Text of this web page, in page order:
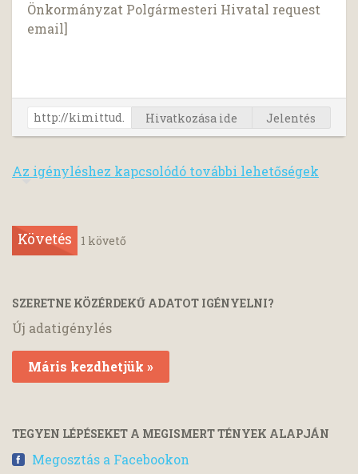
Önkormányzat Polgármesteri Hivatal request
email]
Hivatkozása ide Jelentés
Az igényléshez kapcsolódó további lehetőségek
Követés 1 követő
SZERETNE KÖZÉRDEKŰ ADATOT IGÉNYELNI?
Új adatigénylés
Máris kezdhetjük »
TEGYEN LÉPÉSEKET A MEGISMERT TÉNYEK ALAPJÁN
Megosztás a Facebookon